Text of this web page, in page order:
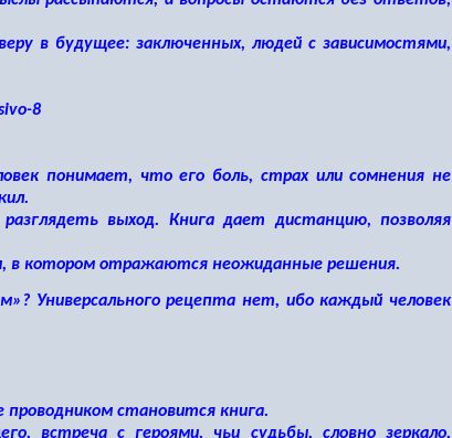
в будущее: заключенных, людей с зависимостями,
понимает, что его боль, страх или сомнения не
выход. Книга дает дистанцию, позволяя
в котором отражаются неожиданные решения.
Универсального рецепта нет, ибо каждый человек
становится книга.
встреча с героями, чьи судьбы, словно зеркало,